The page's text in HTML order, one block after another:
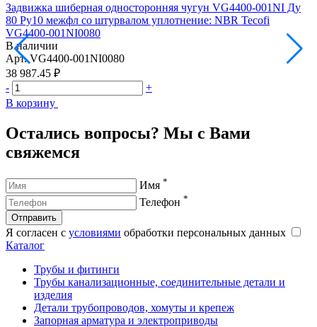
Задвижка шиберная односторонняя чугун VG4400-001NI Ду
80 Ру10 межфл со штурвалом уплотнение: NBR Tecofi
VG4400-001NI0080
В наличии
Арт. VG4400-001NI0080
38 987.45 ₽
-
+
В корзину
Остались вопросы? Мы с Вами
свяжемся
Имя *
Телефон *
Отправить
Я согласен с условиями обработки персональных данных
Каталог
Трубы и фитинги
Трубы канализационные, соединительные детали и
изделия
Детали трубопроводов, хомуты и крепеж
Запорная арматура и электроприводы